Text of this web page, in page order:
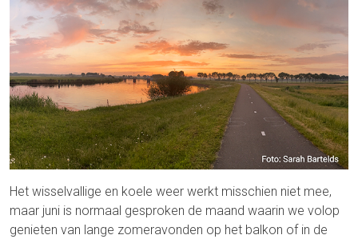
Het wisselvallige en koele weer werkt misschien niet mee,
maar juni is normaal gesproken de maand waarin we volop
genieten van lange zomeravonden op het balkon of in de